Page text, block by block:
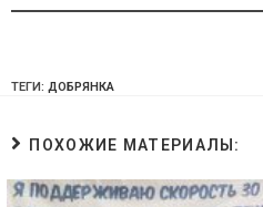
ТЕГИ: ДОБРЯНКА
ПОХОЖИЕ МАТЕРИАЛЫ: